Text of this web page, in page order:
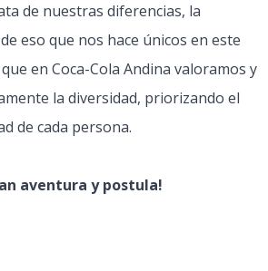
de nuestras diferencias, la
eso que nos hace únicos en este
en Coca-Cola Andina valoramos y
la diversidad, priorizando el
de cada persona.
aventura y postula!